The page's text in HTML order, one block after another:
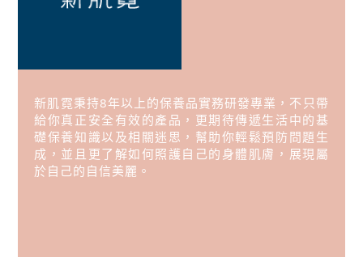
新肌霓秉持8年以上的保養品實務研發專業，不只帶
給你真正安全有效的產品，更期待傳遞生活中的基
礎保養知識以及相關迷思，幫助你輕鬆預防問題生
成，並且更了解如何照護自己的身體肌膚，展現屬
於自己的自信美麗。